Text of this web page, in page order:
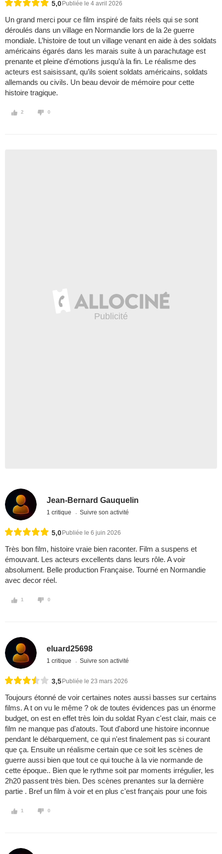
5,0 Publiée le 4 avril 2026
Un grand merci pour ce film inspiré de faits réels qui se sont
déroulés dans un village en Normandie lors de la 2e guerre
mondiale. L’histoire de tout un village venant en aide à des soldats
américains égarés dans les marais suite à un parachutage est
prenante et pleine d’émotions jusqu’à la fin. Le réalisme des
acteurs est saisissant, qu’ils soient soldats américains, soldats
allemands ou civils. Un beau devoir de mémoire pour cette
histoire tragique.
2 0
Jean-Bernard Gauquelin
1 critique Suivre son activité
5,0 Publiée le 6 juin 2026
Très bon film, histoire vraie bien raconter. Film a suspens et
émouvant. Les acteurs excellents dans leurs rôle. A voir
absolument. Belle production Française. Tourné en Normandie
avec decor réel.
1 0
eluard25698
1 critique Suivre son activité
3,5 Publiée le 23 mars 2026
Toujours étonné de voir certaines notes aussi basses sur certains
films. A t on vu le même ? ok de toutes évidences pas un énorme
budget, on est en effet très loin du soldat Ryan c'est clair, mais ce
film ne manque pas d'atouts. Tout d'abord une histoire inconnue
pendant le débarquement, ce qui n'est finalement pas si courant
que ça. Ensuite un réalisme certain que ce soit les scènes de
guerre aussi bien que tout ce qui touche à la vie normande de
cette époque.. Bien que le rythme soit par moments irrégulier, les
2h20 passent très bien. Des scènes prenantes sur la dernière
partie . Bref un film à voir et en plus c'est français pour une fois
1 0